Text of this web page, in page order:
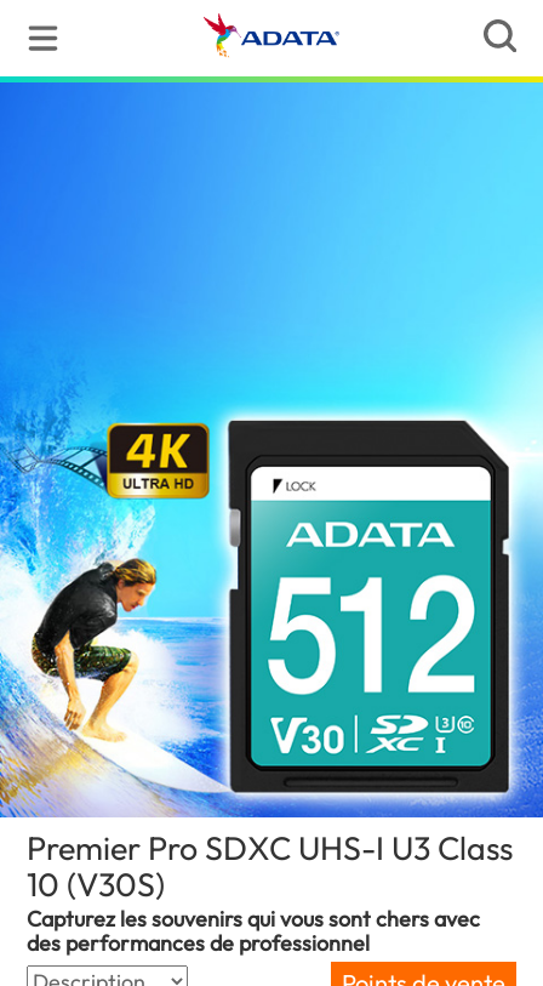
Premier Pro SDXC UHS-I U3 Class
10 (V30S)
Capturez les souvenirs qui vous sont chers avec
des performances de professionnel